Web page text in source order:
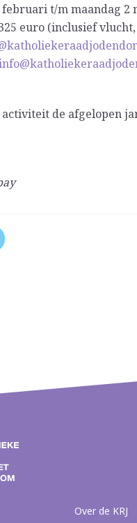
t/m maandag 2
euro (inclusief
de afgelopen
Over de KRJ